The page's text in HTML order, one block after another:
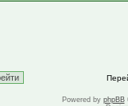
Powered by phpBB